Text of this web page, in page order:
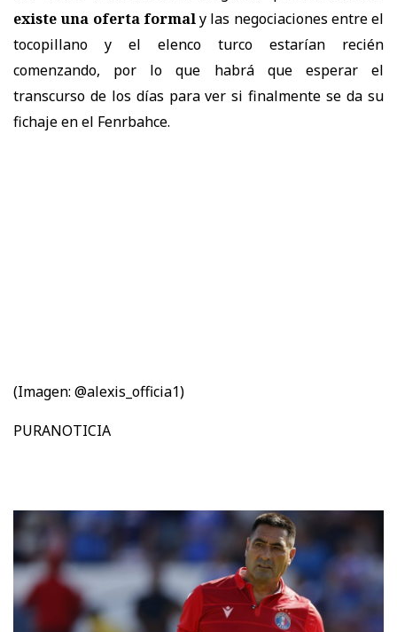
existe una oferta formaly las negociaciones entre el
tocopillano y el elenco turco estarían recién
comenzando, por lo que habrá que esperar el
transcurso de los días para ver si finalmente se da su
fichaje en el Fenrbahce.
(Imagen: @alexis_officia1)
PURANOTICIA